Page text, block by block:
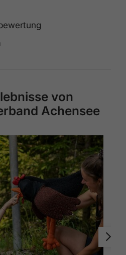
von
Achensee